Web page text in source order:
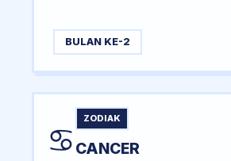
BULAN KE-2
♋
ZODIAK
CANCER